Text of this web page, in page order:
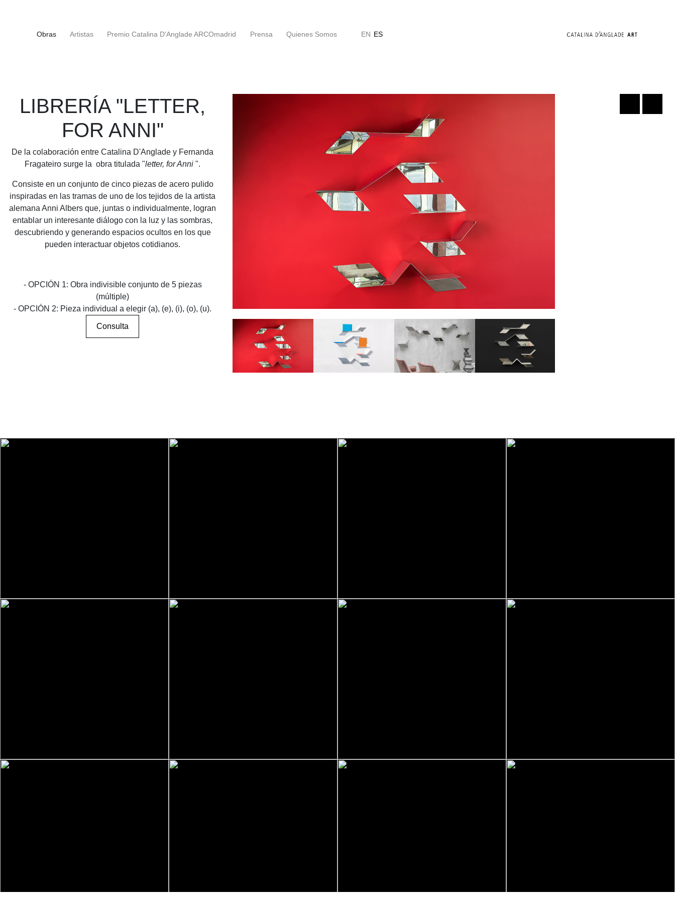
Obras(current)
Artistas Premio Catalina D'Anglade ARCOmadrid Prensa Quienes Somos EN ES
LIBRERÍA "LETTER,
FOR ANNI"
De la colaboración entre Catalina D'Anglade y Fernanda
Fragateiro surge la obra titulada "letter, for Anni ".
Consiste en un conjunto de cinco piezas de acero pulido
inspiradas en las tramas de uno de los tejidos de la artista
alemana Anni Albers que, juntas o individualmente, logran
entablar un interesante diálogo con la luz y las sombras,
descubriendo y generando espacios ocultos en los que
pueden interactuar objetos cotidianos.
- OPCIÓN 1: Obra indivisible conjunto de 5 piezas
(múltiple)
- OPCIÓN 2: Pieza individual a elegir (a), (e), (i), (o), (u).
Consulta